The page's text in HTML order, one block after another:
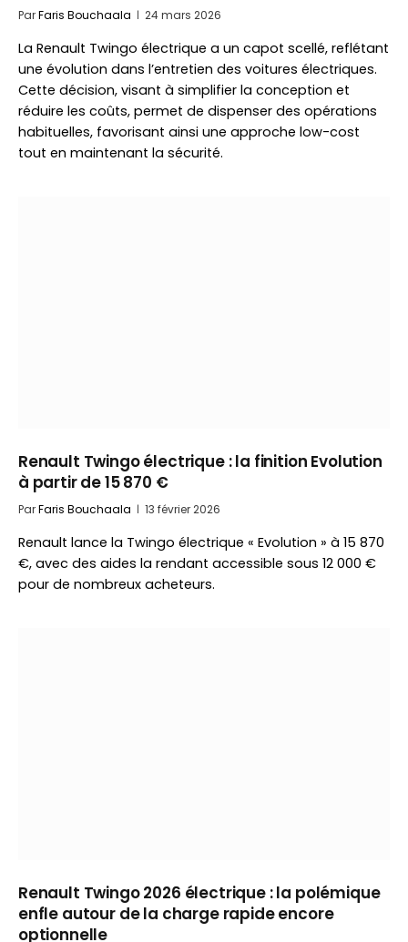
ParFaris Bouchaala 24 mars 2026
La Renault Twingo électrique a un capot scellé, reflétant
une évolution dans l’entretien des voitures électriques.
Cette décision, visant à simplifier la conception et
réduire les coûts, permet de dispenser des opérations
habituelles, favorisant ainsi une approche low-cost
tout en maintenant la sécurité.
Renault Twingo électrique : la finition Evolution
à partir de 15 870 €
ParFaris Bouchaala 13 février 2026
Renault lance la Twingo électrique « Evolution » à 15 870
€, avec des aides la rendant accessible sous 12 000 €
pour de nombreux acheteurs.
Renault Twingo 2026 électrique : la polémique
enfle autour de la charge rapide encore
optionnelle